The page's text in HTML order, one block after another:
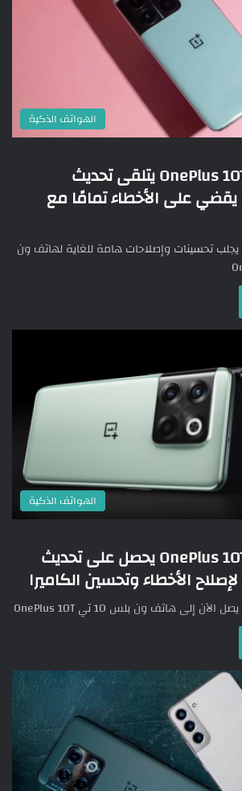
الهواتف الذكية
ون بلس 10 تي OnePlus 10T يتلقى تحديث
OxygenOS A.08 يقضي على الأخطاء تمامًا مع
تحديث OxygenOS A.08 يجلب تحسينات وإصلاحات هامة للغاية لهاتف ون
الهواتف الذكية
ون بلس 10 تي OnePlus 10T يحصل على تحديث